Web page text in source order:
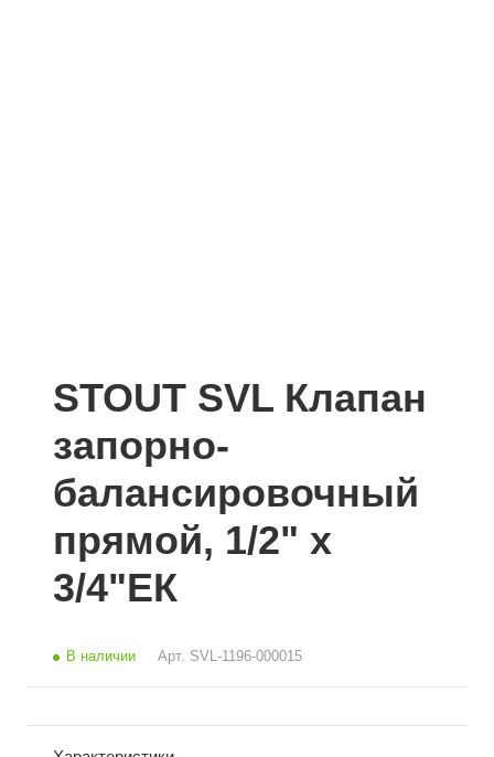
STOUT SVL Клапан
запорно-
балансировочный
прямой, 1/2" х
3/4"ЕК
В наличии Арт. SVL-1196-000015